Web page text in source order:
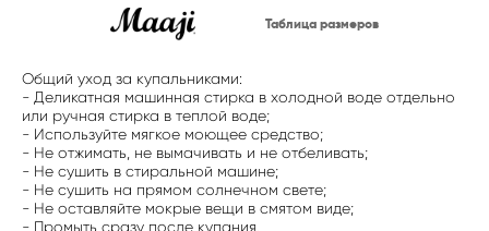
Таблица размеров
Общий уход за купальниками:
- Деликатная машинная стирка в холодной воде отдельно
или ручная стирка в теплой воде;
- Используйте мягкое моющее средство;
- Не отжимать, не вымачивать и не отбеливать;
- Не сушить в стиральной машине;
- Не сушить на прямом солнечном свете;
- Не оставляйте мокрые вещи в смятом виде;
- Промыть сразу после купания.